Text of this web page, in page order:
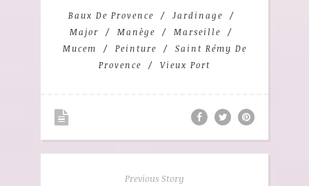
Baux De Provence
Jardinage
Major
Manège
Marseille
Mucem
Peinture
Saint Rémy De
Provence
Vieux Port
Previous Story